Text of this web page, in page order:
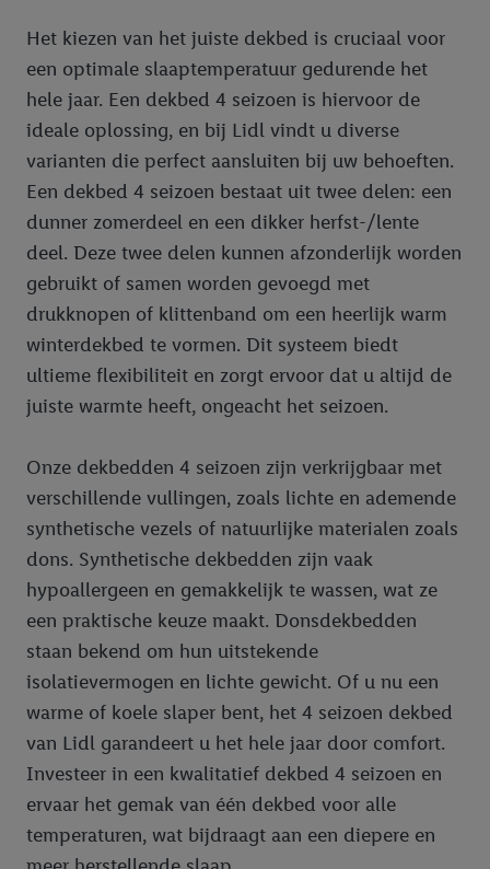
Het kiezen van het juiste dekbed is cruciaal voor
een optimale slaaptemperatuur gedurende het
hele jaar. Een dekbed 4 seizoen is hiervoor de
ideale oplossing, en bij Lidl vindt u diverse
varianten die perfect aansluiten bij uw behoeften.
Een dekbed 4 seizoen bestaat uit twee delen: een
dunner zomerdeel en een dikker herfst-/lente
deel. Deze twee delen kunnen afzonderlijk worden
gebruikt of samen worden gevoegd met
drukknopen of klittenband om een heerlijk warm
winterdekbed te vormen. Dit systeem biedt
ultieme flexibiliteit en zorgt ervoor dat u altijd de
juiste warmte heeft, ongeacht het seizoen.
Onze dekbedden 4 seizoen zijn verkrijgbaar met
verschillende vullingen, zoals lichte en ademende
synthetische vezels of natuurlijke materialen zoals
dons. Synthetische dekbedden zijn vaak
hypoallergeen en gemakkelijk te wassen, wat ze
een praktische keuze maakt. Donsdekbedden
staan bekend om hun uitstekende
isolatievermogen en lichte gewicht. Of u nu een
warme of koele slaper bent, het 4 seizoen dekbed
van Lidl garandeert u het hele jaar door comfort.
Investeer in een kwalitatief dekbed 4 seizoen en
ervaar het gemak van één dekbed voor alle
temperaturen, wat bijdraagt aan een diepere en